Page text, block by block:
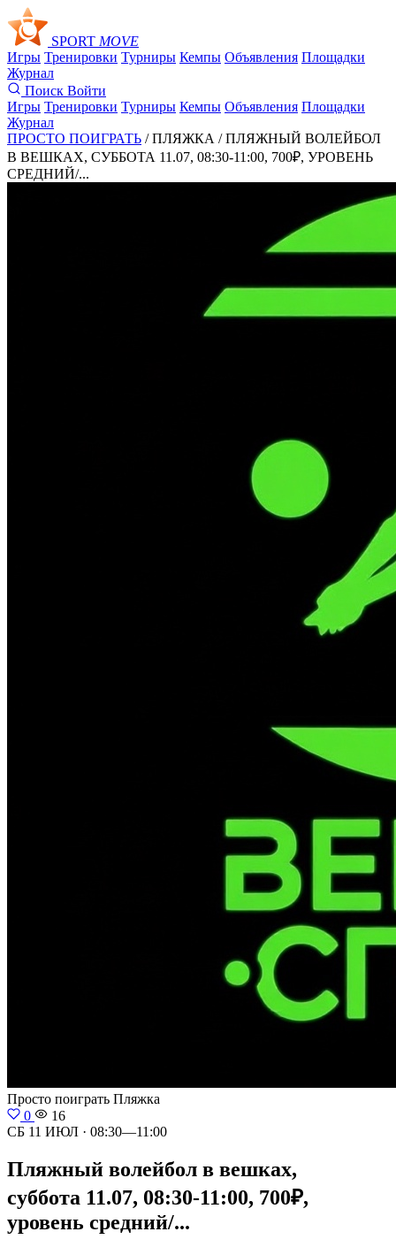
SPORT MOVE
Игры Тренировки Турниры Кемпы Объявления Площадки
Журнал
Поиск Войти
Игры Тренировки Турниры Кемпы Объявления Площадки
Журнал
ПРОСТО ПОИГРАТЬ / ПЛЯЖКА /ПЛЯЖНЫЙ ВОЛЕЙБОЛ
В ВЕШКАХ, СУББОТА 11.07, 08:30-11:00, 700₽, УРОВЕНЬ
СРЕДНИЙ/...
Просто поиграть Пляжка
0
16
СБ 11 ИЮЛ · 08:30—11:00
Пляжный волейбол в вешках,
суббота 11.07, 08:30-11:00, 700₽,
уровень средний/...